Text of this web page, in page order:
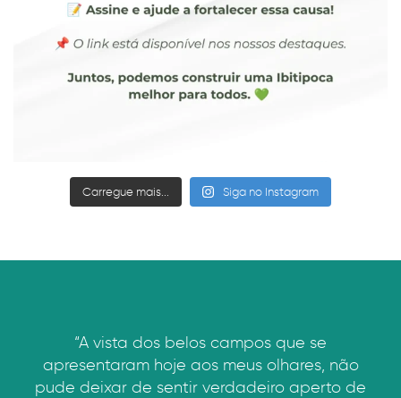
Carregue mais... Siga no Instagram
“A vista dos belos campos que se
apresentaram hoje aos meus olhares, não
pude deixar de sentir verdadeiro aperto de